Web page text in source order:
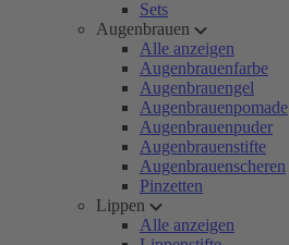
Sets
Augenbrauen
Alle anzeigen
Augenbrauenfarbe
Augenbrauengel
Augenbrauenpomade
Augenbrauenpuder
Augenbrauenstifte
Augenbrauenscheren
Pinzetten
Lippen
Alle anzeigen